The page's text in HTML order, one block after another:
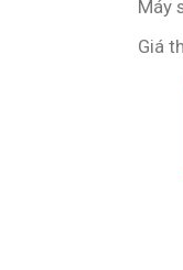
Máy
Giá